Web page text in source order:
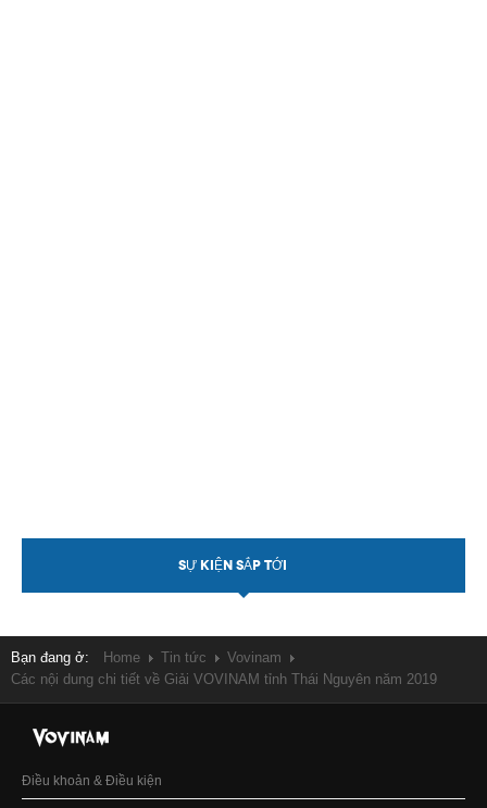
SỰ KIỆN SẮP TỚI
Bạn đang ở: Home Tin tức
Vovinam
Các nội dung chi tiết về Giải VOVINAM tỉnh Thái Nguyên năm 2019
Điều khoản & Điều kiện